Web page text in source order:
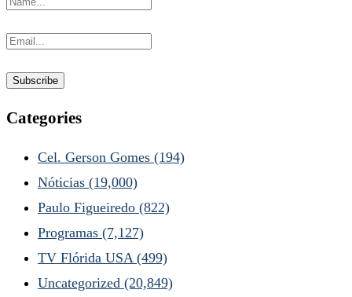
Categories
Cel. Gerson Gomes (194)
Nóticias (19,000)
Paulo Figueiredo (822)
Programas (7,127)
TV Flórida USA (499)
Uncategorized (20,849)